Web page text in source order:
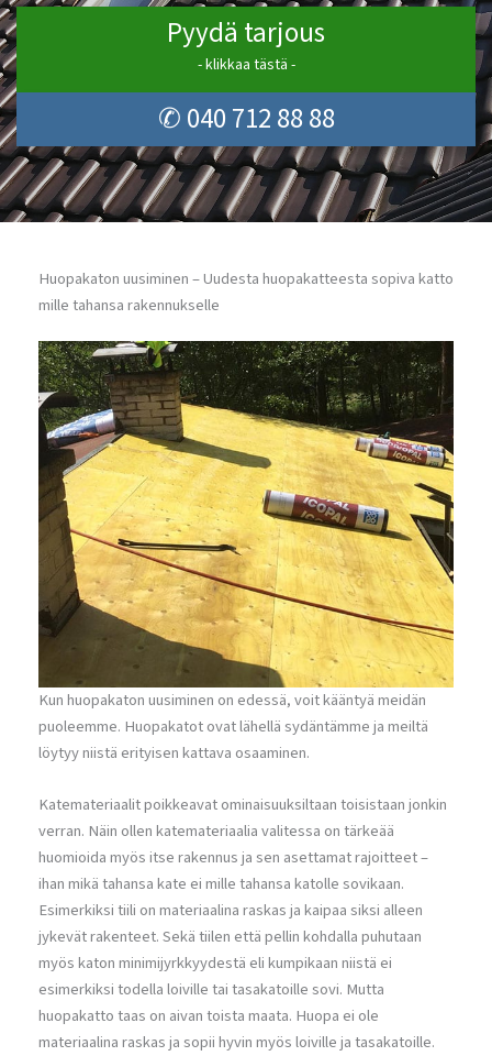
Pyydä tarjous
- klikkaa tästä -
✆ 040 712 88 88
Huopakaton uusiminen – Uudesta huopakatteesta sopiva katto
mille tahansa rakennukselle
Kun huopakaton uusiminen on edessä, voit kääntyä meidän
puoleemme. Huopakatot ovat lähellä sydäntämme ja meiltä
löytyy niistä erityisen kattava osaaminen.
Katemateriaalit poikkeavat ominaisuuksiltaan toisistaan jonkin
verran. Näin ollen katemateriaalia valitessa on tärkeää
huomioida myös itse rakennus ja sen asettamat rajoitteet –
ihan mikä tahansa kate ei mille tahansa katolle sovikaan.
Esimerkiksi tiili on materiaalina raskas ja kaipaa siksi alleen
jykevät rakenteet. Sekä tiilen että pellin kohdalla puhutaan
myös katon minimijyrkkyydestä eli kumpikaan niistä ei
esimerkiksi todella loiville tai tasakatoille sovi. Mutta
huopakatto taas on aivan toista maata. Huopa ei ole
materiaalina raskas ja sopii hyvin myös loiville ja tasakatoille.